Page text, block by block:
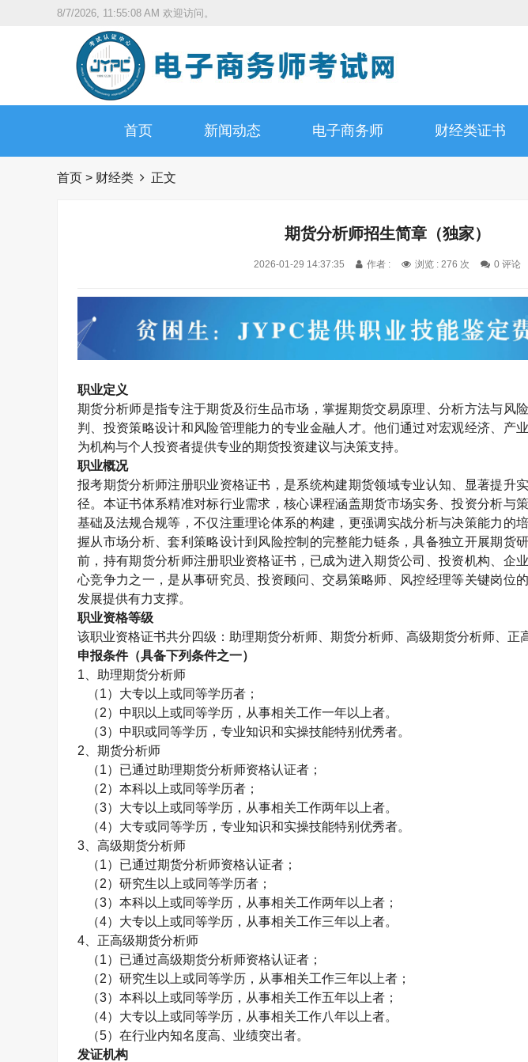
8/7/2026, 11:55:09 AM 欢迎访问。
首页 新闻动态 电子商务师 财经类证书
首页 > 财经类 正文
期货分析师招生简章（独家）
2026-01-29 14:37:35 作者 : 浏览 : 276 次 0 评论
职业定义
期货分析师是指专注于期货及衍生品市场，掌握期货交易原理、分析方法与风
判、投资策略设计和风险管理能力的专业金融人才。他们通过对宏观经济、产
为机构与个人投资者提供专业的期货投资建议与决策支持。
职业概况
报考期货分析师注册职业资格证书，是系统构建期货领域专业认知、显著提升
径。本证书体系精准对标行业需求，核心课程涵盖期货市场实务、投资分析与
基础及法规合规等，不仅注重理论体系的构建，更强调实战分析与决策能力的
握从市场分析、套利策略设计到风险控制的完整能力链条，具备独立开展期货
前，持有期货分析师注册职业资格证书，已成为进入期货公司、投资机构、企
心竞争力之一，是从事研究员、投资顾问、交易策略师、风控经理等关键岗位
发展提供有力支撑。
职业资格等级
该职业资格证书共分四级：助理期货分析师、期货分析师、高级期货分析师、正
申报条件（具备下列条件之一）
1、
助理期货分析师
（1）大专以上或同等学历者；
（2）中职以上或同等学历，从事相关工作一年以上者。
（3）中职或同等学历，专业知识和实操技能特别优秀者。
2、 期货分析师
（1）已通过助理期货分析师资格认证者；
（2）本科以上或同等学历者；
（3）大专以上或同等学历，从事相关工作两年以上者。
（4）大专或同等学历，专业知识和实操技能特别优秀者。
3、 高级期货分析师
（1）已通过期货分析师资格认证者；
（2）研究生以上或同等学历者；
（3）本科以上或同等学历，从事相关工作两年以上者；
（4）大专以上或同等学历，从事相关工作三年以上者。
4、 正高级期货分析师
（1）已通过高级期货分析师资格认证者；
（2）研究生以上或同等学历，从事相关工作三年以上者；
（3）本科以上或同等学历，从事相关工作五年以上者；
（4）大专以上或同等学历，从事相关工作八年以上者。
（5）在行业内知名度高、业绩突出者。
发证机构